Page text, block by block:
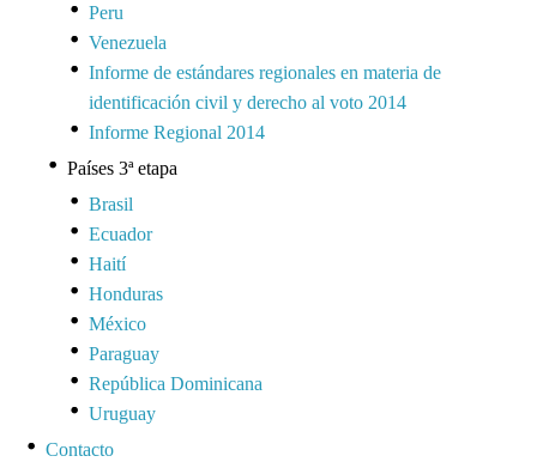
Peru
Venezuela
Informe de estándares regionales en materia de
identificación civil y derecho al voto 2014
Informe Regional 2014
Países 3ª etapa
Brasil
Ecuador
Haití
Honduras
México
Paraguay
República Dominicana
Uruguay
Contacto